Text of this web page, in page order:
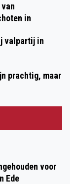
in
valpartij in
prachtig, maar
voor
Ede